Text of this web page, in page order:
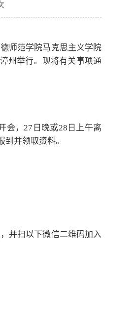
师范学院马克思主义学院
州举行。现将有关事项通
会，27日晚或28日上午离
并领取资料。
并扫以下微信二维码加入